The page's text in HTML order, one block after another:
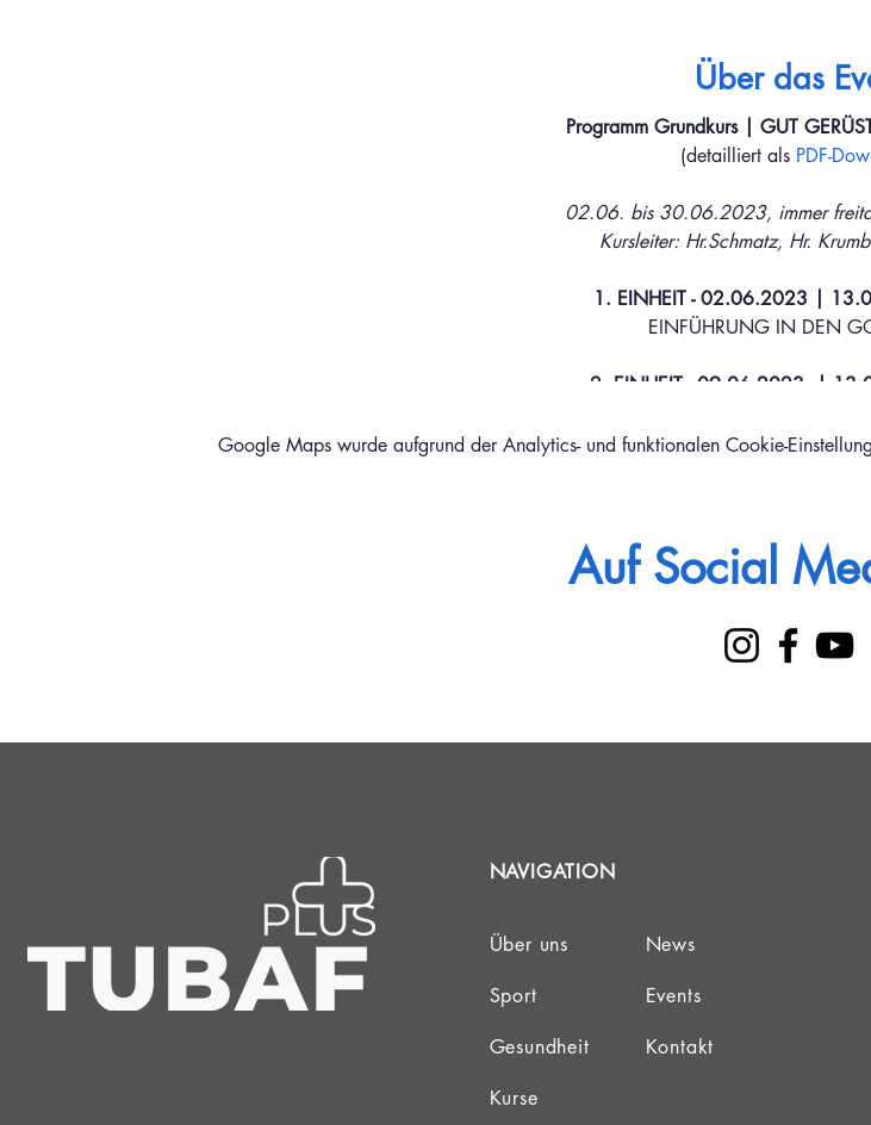
Über das
Programm Grundkurs | GUT
(detailliert als PDF-
02.06. bis 30.06.2023, immer
Kursleiter: Hr.Schmatz, Hr.
1. EINHEIT - 02.06.2023 |
EINFÜHRUNG IN DEN
2. EINHEIT - 09.06.2023 |
4. EINHEIT - 23.06.2023 |
WIEDERHOLUNG DER
5. EINHEIT - 30.06.2023 |
SPIELEN AUF DEM
In den Kursgebühren sind die Kosten für
Der Teilnehmer kann selbständig entscheiden, wann er
Platzreife beträgt 40,- € für Studenten und 50,- € für
weitere Kurse und verschiedene
Google Maps wurde aufgrund der Analytics- und funktionalen Cookie-
Auf Social
NAVIGATION
Über uns
Sport
Gesundheit
Kurse
News
Events
Kontakt